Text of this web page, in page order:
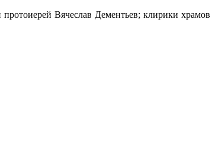
Вячеслав Дементьев; клирики храмов